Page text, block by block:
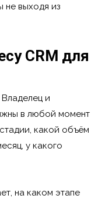
не выходя из
CRM для
и
в любой момент
какой объём
у какого
на каком этапе